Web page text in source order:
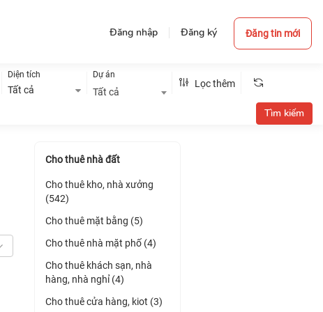
Đăng nhập Đăng ký Đăng tin mới
Diện tích
Tất cả
Dự án
Tất cả
Lọc thêm
Cho thuê nhà đất
Cho thuê kho, nhà xưởng
(542)
Cho thuê mặt bằng (5)
Cho thuê nhà mặt phố (4)
Cho thuê khách sạn, nhà
hàng, nhà nghỉ (4)
Cho thuê cửa hàng, kiot (3)